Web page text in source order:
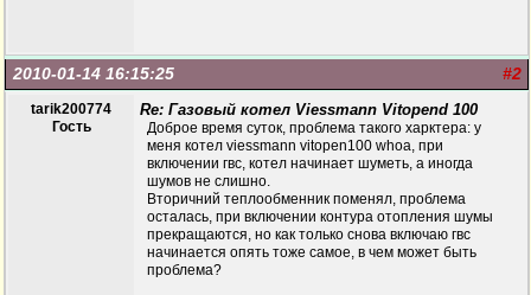
#2
2010-01-14 16:15:25
tarik200774
Гость
Re: Газовый котел Viessmann Vitopend 100
Доброе время суток, проблема такого харктера: у
меня котел viessmann vitopen100 whoa, при
включении гвс, котел начинает шуметь, а иногда
шумов не слишно.
Вторичний теплообменник поменял, проблема
осталась, при включении контура отопления шумы
прекращаются, но как только снова включаю гвс
начинается опять тоже самое, в чем может быть
проблема?